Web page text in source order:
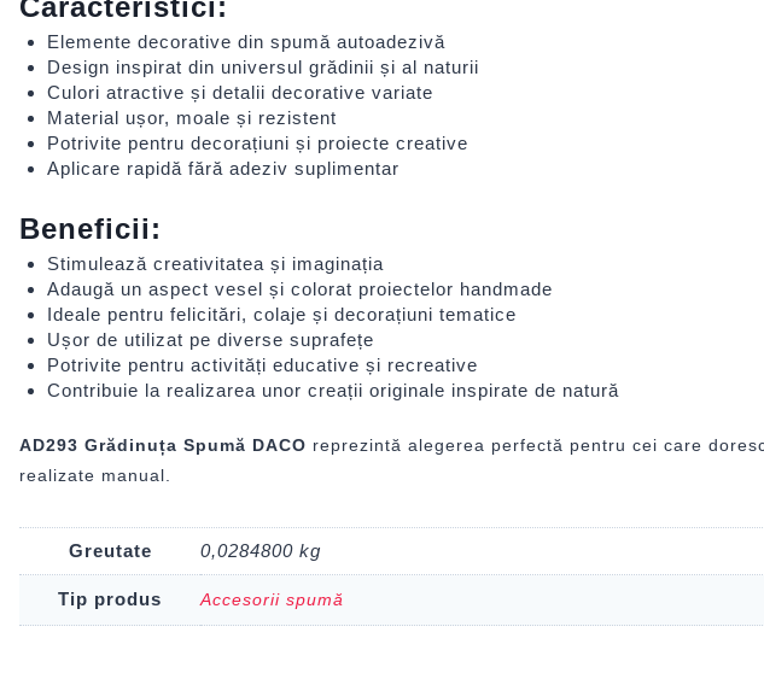
Elemente decorative din spumă autoadezivă
Design inspirat din universul grădinii și al naturii
Culori atractive și detalii decorative variate
Material ușor, moale și rezistent
Potrivite pentru decorațiuni și proiecte creative
Aplicare rapidă fără adeziv suplimentar
Beneficii:
Stimulează creativitatea și imaginația
Adaugă un aspect vesel și colorat proiectelor handmade
Ideale pentru felicitări, colaje și decorațiuni tematice
Ușor de utilizat pe diverse suprafețe
Potrivite pentru activități educative și recreative
Contribuie la realizarea unor creații originale inspirate de natură
AD293 Grădinuța Spumă DACO reprezintă alegerea perfectă pentru cei care
realizate manual.
Greutate 0,0284800 kg
Tip produs Accesorii spumă